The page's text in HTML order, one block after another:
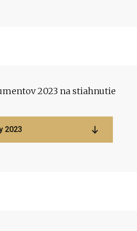
2023 na stiahnutie
2023